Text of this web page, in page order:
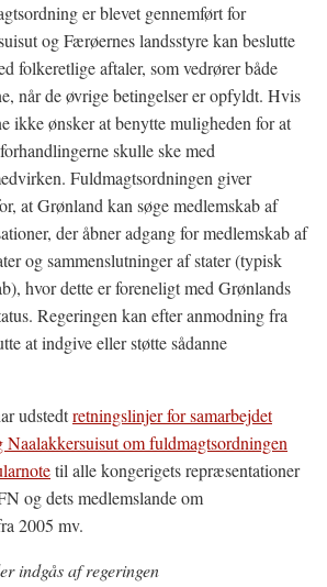
er blevet gennemført for
og Færøernes landsstyre kan beslutte
folkeretlige aftaler, som vedrører både
når de øvrige betingelser er opfyldt. Hvis
ikke ønsker at benytte muligheden for at
skulle ske med
Fuldmagtsordningen giver
at Grønland kan søge medlemskab af
der åbner adgang for medlemskab af
og sammenslutninger af stater (typisk
hvor dette er foreneligt med Grønlands
Regeringen kan efter anmodning fra
at indgive eller støtte sådanne
udstedtretningslinjer for samarbejdet
Naalakkersuisut om fuldmagtsordningen
til alle kongerigets repræsentationer
og dets medlemslande om
2005 mv.
indgås af regeringen